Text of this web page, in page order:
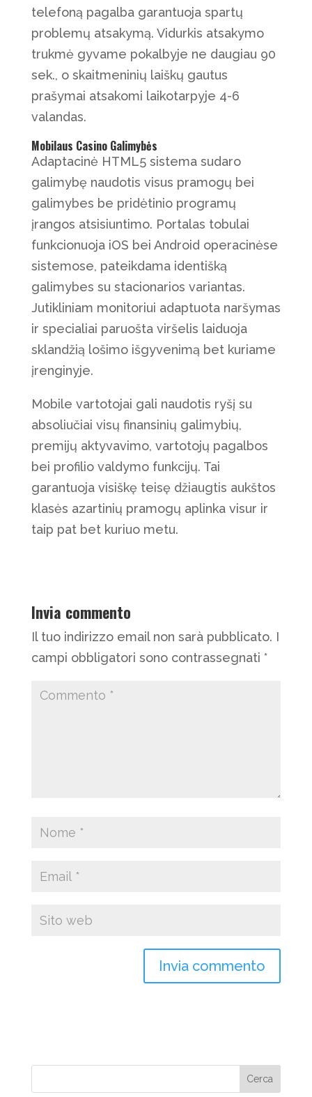
telefoną pagalba garantuoja spartų
problemų atsakymą. Vidurkis atsakymo
trukmė gyvame pokalbyje ne daugiau 90
sek., o skaitmeninių laiškų gautus
prašymai atsakomi laikotarpyje 4-6
valandas.
Mobilaus Casino Galimybės
Adaptacinė HTML5 sistema sudaro
galimybę naudotis visus pramogų bei
galimybes be pridėtinio programų
įrangos atsisiuntimo. Portalas tobulai
funkcionuoja iOS bei Android operacinėse
sistemose, pateikdama identišką
galimybes su stacionarios variantas.
Jutikliniam monitoriui adaptuota naršymas
ir specialiai paruošta viršelis laiduoja
sklandžią lošimo išgyvenimą bet kuriame
įrenginyje.
Mobile vartotojai gali naudotis ryšį su
absoliučiai visų finansinių galimybių,
premijų aktyvavimo, vartotojų pagalbos
bei profilio valdymo funkcijų. Tai
garantuoja visiškę teisę džiaugtis aukštos
klasės azartinių pramogų aplinka visur ir
taip pat bet kuriuo metu.
Invia commento
Il tuo indirizzo email non sarà pubblicato. I
campi obbligatori sono contrassegnati *